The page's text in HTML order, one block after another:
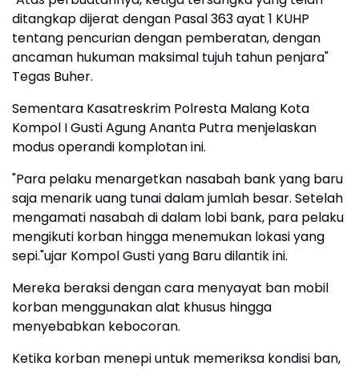
ditangkap dijerat dengan Pasal 363 ayat 1 KUHP
tentang pencurian dengan pemberatan, dengan
ancaman hukuman maksimal tujuh tahun penjara"
Tegas Buher.
Sementara Kasatreskrim Polresta Malang Kota
Kompol I Gusti Agung Ananta Putra menjelaskan
modus operandi komplotan ini.
"Para pelaku menargetkan nasabah bank yang baru
saja menarik uang tunai dalam jumlah besar. Setelah
mengamati nasabah di dalam lobi bank, para pelaku
mengikuti korban hingga menemukan lokasi yang
sepi."ujar Kompol Gusti yang Baru dilantik ini.
Mereka beraksi dengan cara menyayat ban mobil
korban menggunakan alat khusus hingga
menyebabkan kebocoran.
Ketika korban menepi untuk memeriksa kondisi ban,